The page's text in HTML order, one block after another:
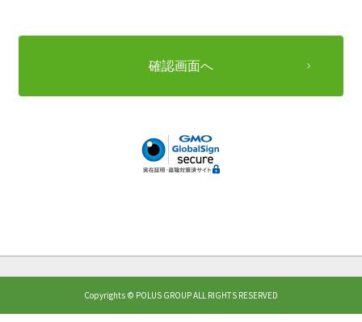
Copyrights © POLUS GROUP ALL RIGHTS RESERVED